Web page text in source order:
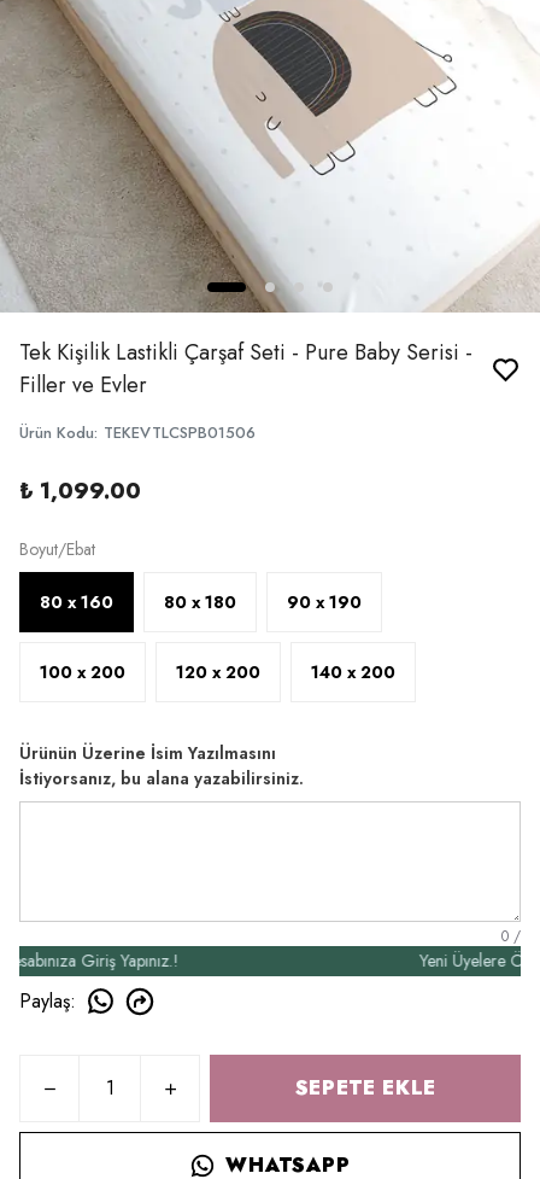
Tek Kişilik Lastikli Çarşaf Seti - Pure Baby Serisi -
Filler ve Evler
Ürün Kodu: TEKEVTLCSPB01506
₺ 1,099.00
Boyut/Ebat
80 x 160 80 x 180 90 x 190
100 x 200 120 x 200 140 x 200
Ürünün Üzerine İsim Yazılmasını
İstiyorsanız, bu alana yazabilirsiniz.
0 /
Giriş Yapınız.! Yeni Üyelere Özel
Paylaş:
SEPETE EKLE
WHATSAPP